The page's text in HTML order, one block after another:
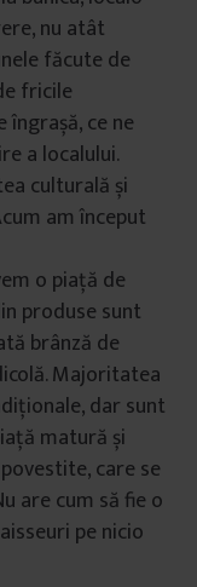
nu atât
făcute de
fricile
ce ne
a localului.
culturală și
am început
o piață de
produse sunt
brânză de
Majoritatea
dar sunt
matură și
care se
are cum să fie o
pe nicio